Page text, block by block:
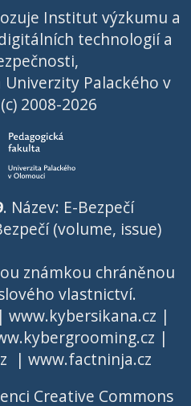
Institut výzkumu a
technologií a
Palackého v
2008-2026
. Název: E-Bezpečí
(volume, issue)
známkou chráněnou
vlastnictví.
| www.kybersikana.cz |
|
| www.factninja.cz
Creative Commons